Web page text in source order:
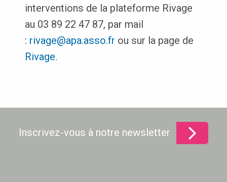
interventions de la plateforme Rivage
au 03 89 22 47 87, par mail
: rivage@apa.asso.fr ou sur la page de
Rivage.
Inscrivez-vous à notre newsletter